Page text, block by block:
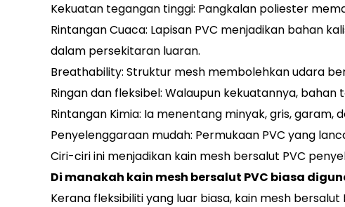
Kekuatan tegangan tinggi: Pangkalan poliester
Rintangan Cuaca: Lapisan PVC menjadikan bahan
dalam persekitaran luaran.
Breathability: Struktur mesh membolehkan udara
Ringan dan fleksibel: Walaupun kekuatannya,
Rintangan Kimia: Ia menentang minyak, gris,
Penyelenggaraan mudah: Permukaan PVC yang
Ciri-ciri ini menjadikan kain mesh bersalut PVC
Di manakah kain mesh bersalut PVC biasa
Kerana fleksibiliti yang luar biasa, kain mesh